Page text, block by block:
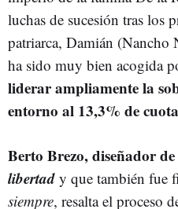
luchas de sucesión tras los
patriarca, Damián
ha sido muy bien acogida
liderar ampliamente la
entorno al 13,3% de
Berto Brezo, diseñador
libertad y que también fue
siempre, resalta el proceso